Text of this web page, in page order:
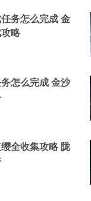
务怎么完成 金
略
怎么完成 金沙
全收集攻略 陇